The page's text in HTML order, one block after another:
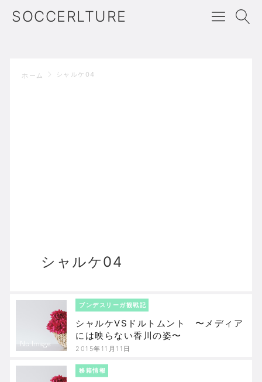
SOCCERLTURE
ホーム シャルケ04
シャルケ04
ブンデスリーガ観戦記
シャルケVSドルトムント 〜メディア
には映らない香川の姿〜
2015年11月11日
移籍情報